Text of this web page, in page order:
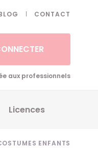
CONTACT
aux professionnels
Licences
ENFANTS